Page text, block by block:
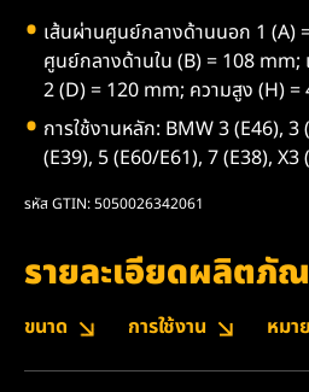
เส้นผ่านศูนย์กลางด้านนอก 1 (A)
ศูนย์กลางด้านใน (B) = 108
2 (D) = 120 mm; ความสูง (H)
การใช้งานหลัก: BMW 3 (E46),
(E39), 5 (E60/E61), 7 (E38), X3
รหัส GTIN: 5050026342061
รายละเอียดผลิตภั
ขนาด การใช้งาน หมา